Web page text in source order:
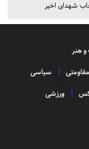
شهدای اخیر
هنر
سیاسی
ورزشی